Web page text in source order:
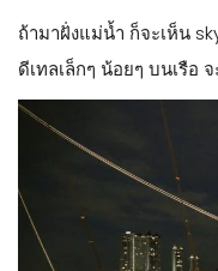
ถ้ามาฝั่งแม่น้ำ ก็จะเห็น
ดีเทลเล็กๆ น้อยๆ บนเรือ